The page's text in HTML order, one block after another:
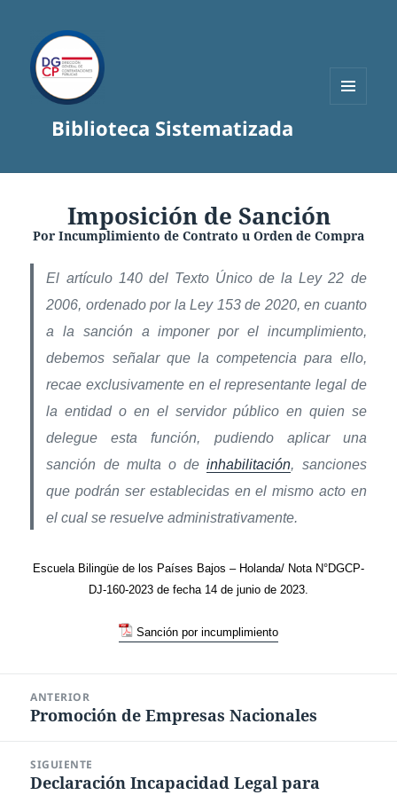
Biblioteca Sistematizada
Imposición de Sanción
Por Incumplimiento de Contrato u Orden de Compra
El artículo 140 del Texto Único de la Ley 22 de
2006, ordenado por la Ley 153 de 2020, en cuanto
a la sanción a imponer por el incumplimiento,
debemos señalar que la competencia para ello,
recae exclusivamente en el representante legal de
la entidad o en el servidor público en quien se
delegue esta función, pudiendo aplicar una
sanción de multa o deinhabilitación, sanciones
que podrán ser establecidas en el mismo acto en
el cual se resuelve administrativamente.
Escuela Bilingüe de los Países Bajos – Holanda/ Nota N°DGCP-
DJ-160-2023 de fecha 14 de junio de 2023.
Sanción por incumplimiento
entradas
ANTERIOR
Entrada
Promoción de Empresas Nacionales
SIGUIENTE
Entrada
Declaración Incapacidad Legal para